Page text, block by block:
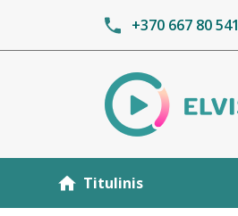
+370 667 80 541
Titulinis